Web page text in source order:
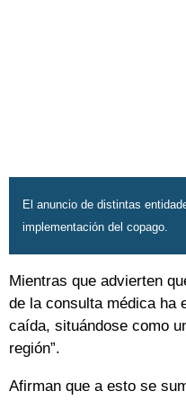
El anuncio de distintas
implementación del copago.
Mientras que advierten
de la consulta médica ha
caída, situándose como
región”.
Afirman que a esto se